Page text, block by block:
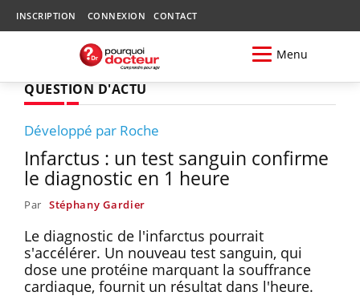
INSCRIPTION CONNEXION CONTACT
Menu
QUESTION D'ACTU
Développé par Roche
Infarctus : un test sanguin confirme
le diagnostic en 1 heure
Par Stéphany Gardier
Le diagnostic de l'infarctus pourrait
s'accélérer. Un nouveau test sanguin, qui
dose une protéine marquant la souffrance
cardiaque, fournit un résultat dans l'heure.